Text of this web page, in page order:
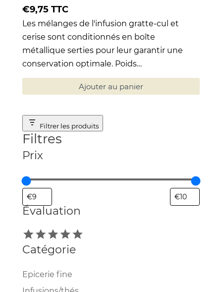
Note
5.00
sur 5
€9,75 TTC
Les mélanges de l'infusion gratte-cul et
cerise sont conditionnés en boîte
métallique serties pour leur garantir une
conservation optimale. Poids…
Ajouter au panier
Filtrer les produits
Filtres
Prix
Évaluation
Évaluation
Catégorie
Catégorie
Epicerie fine